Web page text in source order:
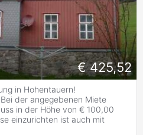
€ 425,52
in Hohentauern!
der angegebenen Miete
in der Höhe von € 100,00
einzurichten ist auch mit